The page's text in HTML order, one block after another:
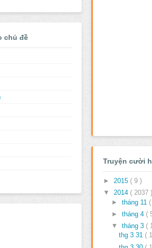
chủ đề
Truyện cười
► 2015 ( 9 )
▼ 2014 ( 2037 )
► tháng 11
► tháng 4 (
▼ tháng 3 (
thg 3 31 (